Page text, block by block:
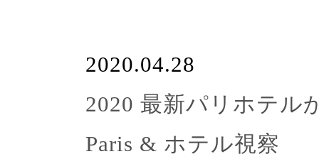
2020.04.28
2020 最新パリホテ
Paris & ホテル視察